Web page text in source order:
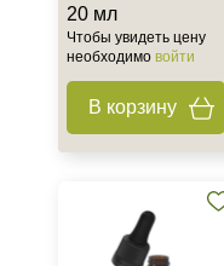
20 мл
Чтобы увидеть цену
необходимо войти
В корзину